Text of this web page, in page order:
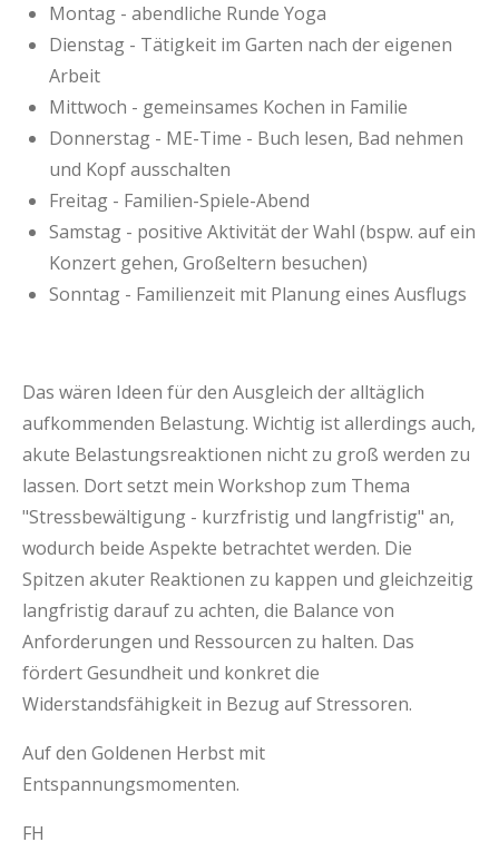
Montag - abendliche Runde Yoga
Dienstag - Tätigkeit im Garten nach der eigenen
Arbeit
Mittwoch - gemeinsames Kochen in Familie
Donnerstag - ME-Time - Buch lesen, Bad nehmen
und Kopf ausschalten
Freitag - Familien-Spiele-Abend
Samstag - positive Aktivität der Wahl (bspw. auf ein
Konzert gehen, Großeltern besuchen)
Sonntag - Familienzeit mit Planung eines Ausflugs
Das wären Ideen für den Ausgleich der alltäglich
aufkommenden Belastung. Wichtig ist allerdings auch,
akute Belastungsreaktionen nicht zu groß werden zu
lassen. Dort setzt mein Workshop zum Thema
"Stressbewältigung - kurzfristig und langfristig" an,
wodurch beide Aspekte betrachtet werden. Die
Spitzen akuter Reaktionen zu kappen und gleichzeitig
langfristig darauf zu achten, die Balance von
Anforderungen und Ressourcen zu halten. Das
fördert Gesundheit und konkret die
Widerstandsfähigkeit in Bezug auf Stressoren.
Auf den Goldenen Herbst mit
Entspannungsmomenten.
FH